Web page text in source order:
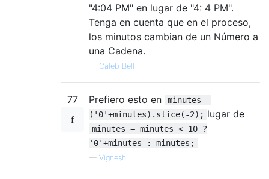
"4:04 PM" en lugar de "4: 4 PM".
Tenga en cuenta que en el proceso,
los minutos cambian de un Número a
una Cadena.
— Caleb Bell
77 Prefiero esto en
minutes =
('0'+minutes).slice(-2); lugar de
minutes = minutes < 10 ?
'0'+minutes : minutes;
— Vignesh